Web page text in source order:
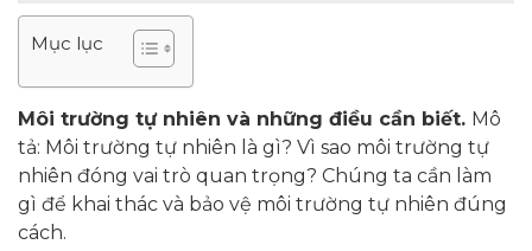
Mục lục
Môi trường tự nhiên và những điều cần biết. Mô
tả: Môi trường tự nhiên là gì? Vì sao môi trường tự
nhiên đóng vai trò quan trọng? Chúng ta cần làm
gì để khai thác và bảo vệ môi trường tự nhiên đúng
cách.